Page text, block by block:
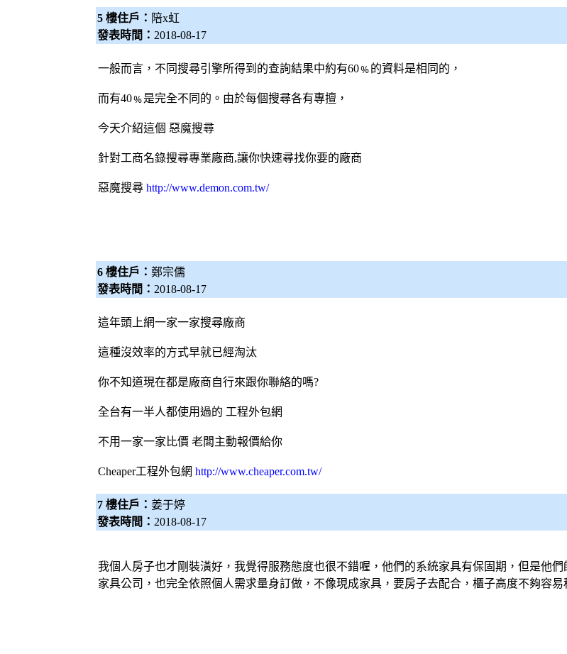
5 樓住戶： 陪x虹
發表時間： 2018-08-17
一般而言，不同搜尋引擎所得到的查詢結果中約有60﹪的資料是相同的，
而有40﹪是完全不同的。由於每個搜尋各有專擅，
今天介紹這個 惡魔搜尋
針對工商名錄搜尋專業廠商,讓你快速尋找你要的廠商
惡魔搜尋 http://www.demon.com.tw/
6 樓住戶： 鄭宗儒
發表時間： 2018-08-17
這年頭上網一家一家搜尋廠商
這種沒效率的方式早就已經淘汰
你不知道現在都是廠商自行來跟你聯絡的嗎?
全台有一半人都使用過的 工程外包網
不用一家一家比價 老闆主動報價給你
Cheaper工程外包網 http://www.cheaper.com.tw/
7 樓住戶： 姜于婷
發表時間： 2018-08-17
我個人房子也才剛裝潢好，我覺得服務態度也很不錯喔，他們的系統家具有保固期，但是他
家具公司，也完全依照個人需求量身訂做，不像現成家具，要房子去配合，櫃子高度不夠容易